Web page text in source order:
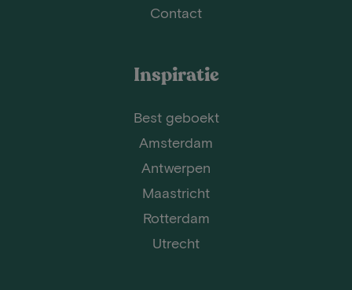
Contact
Inspiratie
Best geboekt
Amsterdam
Antwerpen
Maastricht
Rotterdam
Utrecht